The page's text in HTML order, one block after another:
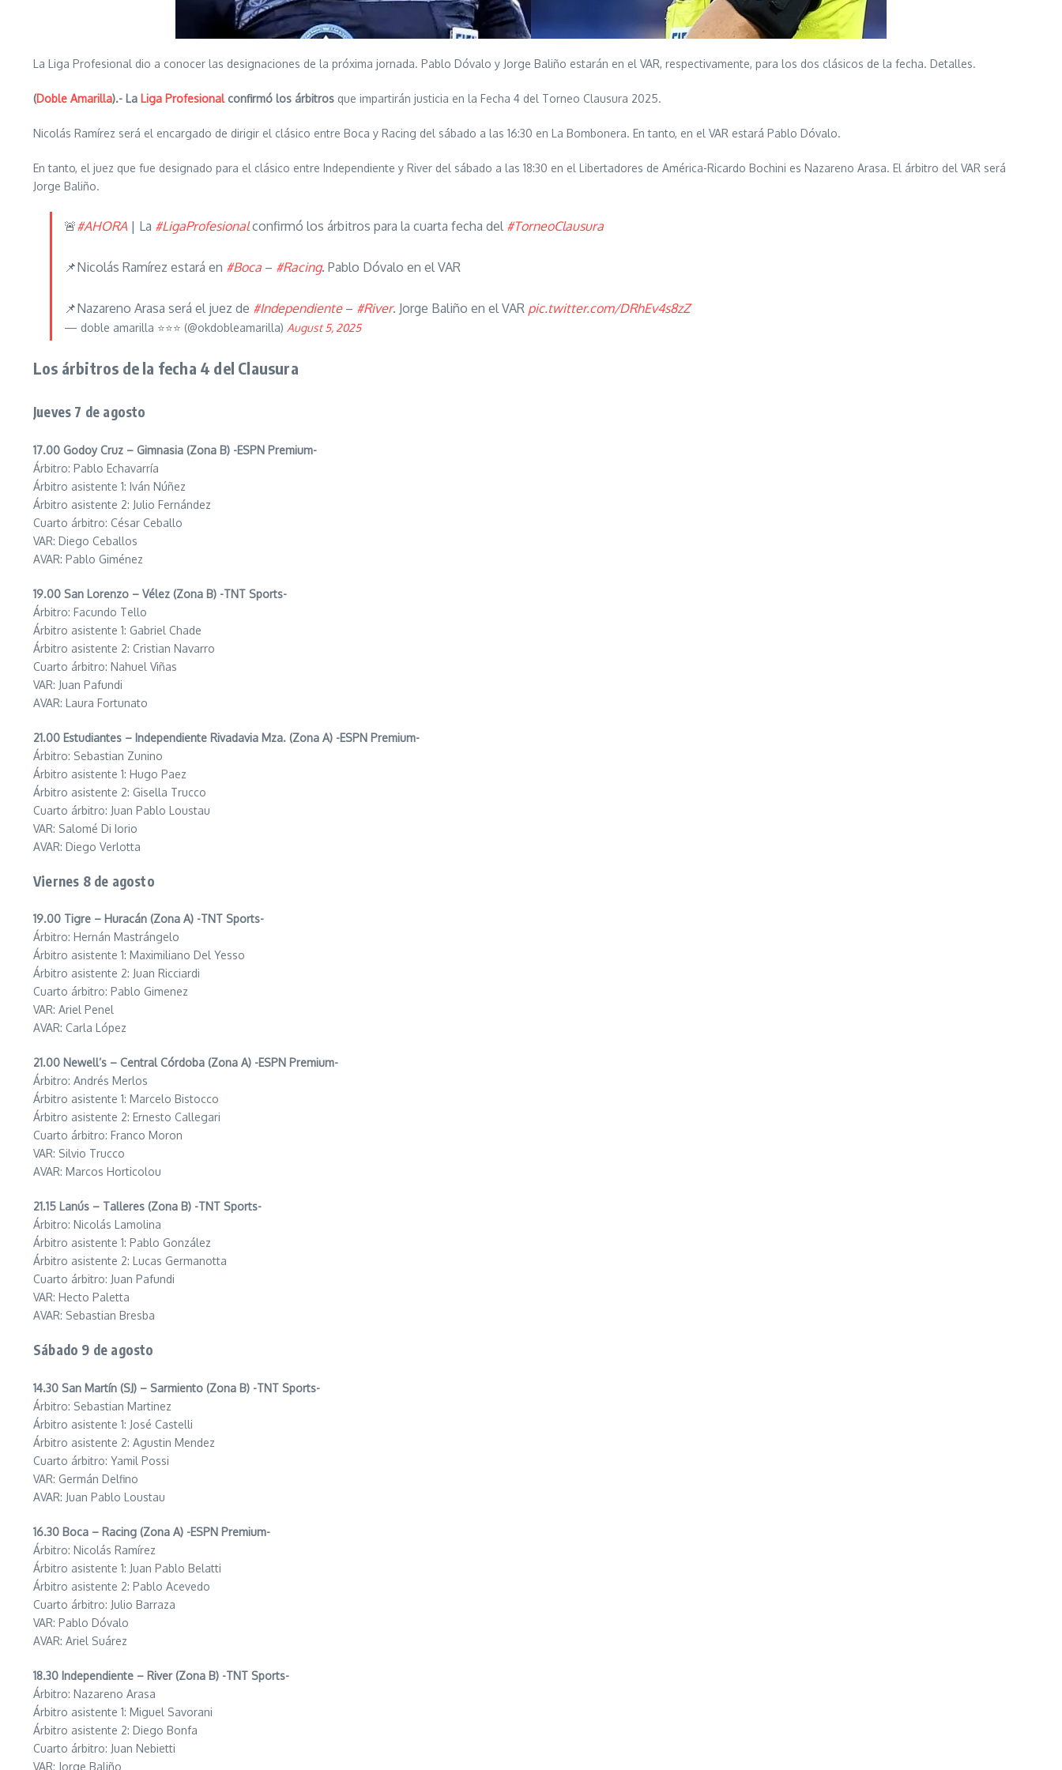
La Liga Profesional dio a conocer las designaciones de la próxima jornada. Pablo Dóvalo y Jorge Baliño estarán en el VAR, respectivamente, para los dos clásicos de la fecha. Detalles.
(Doble Amarilla).- La Liga Profesionalconfirmó los árbitros que impartirán justicia en la Fecha 4 del Torneo Clausura 2025.
Nicolás Ramírez será el encargado de dirigir el clásico entre Boca y Racing del sábado a las 16:30 en La Bombonera. En tanto, en el VAR estará Pablo Dóvalo.
En tanto, el juez que fue designado para el clásico entre Independiente y River del sábado a las 18:30 en el Libertadores de América-Ricardo Bochini es Nazareno Arasa. El árbitro del VAR será
Jorge Baliño.
🚨#AHORA | La #LigaProfesionalconfirmó los árbitros para la cuarta fecha del #TorneoClausura
📌Nicolás Ramírez estará en #Boca – #Racing. Pablo Dóvalo en el VAR
📌Nazareno Arasa será el juez de #Independiente– #River. Jorge Baliño en el VAR pic.twitter.com/DRhEv4s8zZ
— doble amarilla ⭐️⭐️⭐️ (@okdobleamarilla) August 5, 2025
Los árbitros de la fecha 4 del Clausura
Jueves 7 de agosto
17.00 Godoy Cruz – Gimnasia (Zona B) -ESPN Premium-
Árbitro: Pablo Echavarría
Árbitro asistente 1: Iván Núñez
Árbitro asistente 2: Julio Fernández
Cuarto árbitro: César Ceballo
VAR: Diego Ceballos
AVAR: Pablo Giménez
19.00 San Lorenzo – Vélez (Zona B) -TNT Sports-
Árbitro: Facundo Tello
Árbitro asistente 1: Gabriel Chade
Árbitro asistente 2: Cristian Navarro
Cuarto árbitro: Nahuel Viñas
VAR: Juan Pafundi
AVAR: Laura Fortunato
21.00 Estudiantes – Independiente Rivadavia Mza. (Zona A) -ESPN Premium-
Árbitro: Sebastian Zunino
Árbitro asistente 1: Hugo Paez
Árbitro asistente 2: Gisella Trucco
Cuarto árbitro: Juan Pablo Loustau
VAR: Salomé Di Iorio
AVAR: Diego Verlotta
Viernes 8 de agosto
19.00 Tigre – Huracán (Zona A) -TNT Sports-
Árbitro: Hernán Mastrángelo
Árbitro asistente 1: Maximiliano Del Yesso
Árbitro asistente 2: Juan Ricciardi
Cuarto árbitro: Pablo Gimenez
VAR: Ariel Penel
AVAR: Carla López
21.00 Newell’s – Central Córdoba (Zona A) -ESPN Premium-
Árbitro: Andrés Merlos
Árbitro asistente 1: Marcelo Bistocco
Árbitro asistente 2: Ernesto Callegari
Cuarto árbitro: Franco Moron
VAR: Silvio Trucco
AVAR: Marcos Horticolou
21.15 Lanús – Talleres (Zona B) -TNT Sports-
Árbitro: Nicolás Lamolina
Árbitro asistente 1: Pablo González
Árbitro asistente 2: Lucas Germanotta
Cuarto árbitro: Juan Pafundi
VAR: Hecto Paletta
AVAR: Sebastian Bresba
Sábado 9 de agosto
14.30 San Martín (SJ) – Sarmiento (Zona B) -TNT Sports-
Árbitro: Sebastian Martinez
Árbitro asistente 1: José Castelli
Árbitro asistente 2: Agustin Mendez
Cuarto árbitro: Yamil Possi
VAR: Germán Delfino
AVAR: Juan Pablo Loustau
16.30 Boca – Racing (Zona A) -ESPN Premium-
Árbitro: Nicolás Ramírez
Árbitro asistente 1: Juan Pablo Belatti
Árbitro asistente 2: Pablo Acevedo
Cuarto árbitro: Julio Barraza
VAR: Pablo Dóvalo
AVAR: Ariel Suárez
18.30 Independiente – River (Zona B) -TNT Sports-
Árbitro: Nazareno Arasa
Árbitro asistente 1: Miguel Savorani
Árbitro asistente 2: Diego Bonfa
Cuarto árbitro: Juan Nebietti
VAR: Jorge Baliño